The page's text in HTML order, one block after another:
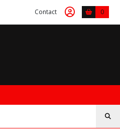
Contact 0